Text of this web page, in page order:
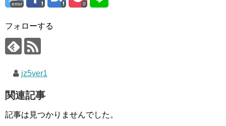
error 0
フォローする
jz5ver1
関連記事
記事は見つかりませんでした。